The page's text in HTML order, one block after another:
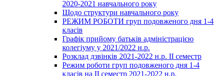
2020-2021 навчального року
Щодо структури навчального року
РЕЖИМ РОБОТИ груп подовженого дня 1-4
класів
Графік прийому батьків адміністрацією
колегіуму у 2021/2022 н.р.
Розклад дзвінків 2021-2022 н.р. ІІ семестр
Режим роботи груп подовженого дня 1-4
класів на ІІ семестр 2021-2022 н.р.